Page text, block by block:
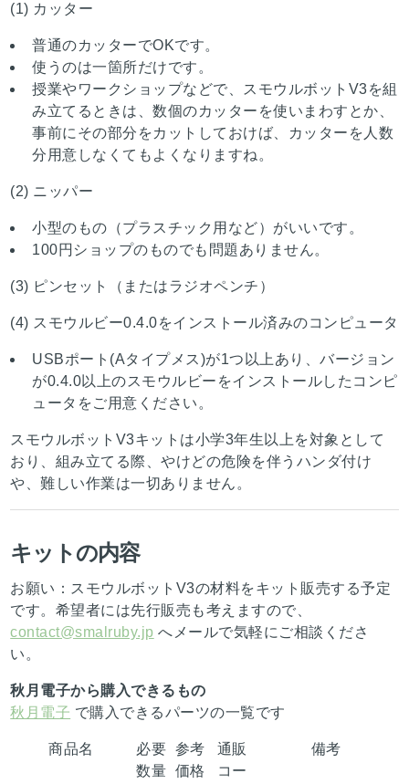
(1) カッター
普通のカッターでOKです。
使うのは一箇所だけです。
授業やワークショップなどで、スモウルボットV3を組
み立てるときは、数個のカッターを使いまわすとか、
事前にその部分をカットしておけば、カッターを人数
分用意しなくてもよくなりますね。
(2) ニッパー
小型のもの（プラスチック用など）がいいです。
100円ショップのものでも問題ありません。
(3) ピンセット（またはラジオペンチ）
(4) スモウルビー0.4.0をインストール済みのコンピュータ
USBポート(Aタイプメス)が1つ以上あり、バージョン
が0.4.0以上のスモウルビーをインストールしたコンピ
ュータをご用意ください。
スモウルボットV3キットは小学3年生以上を対象として
おり、組み立てる際、やけどの危険を伴うハンダ付け
や、難しい作業は一切ありません。
キットの内容
お願い：スモウルボットV3の材料をキット販売する予定
です。希望者には先行販売も考えますので、
contact@smalruby.jp へメールで気軽にご相談くださ
い。
秋月電子から購入できるもの
秋月電子 で購入できるパーツの一覧です
商品名
必要
数量
参考
価格
通販
コー
備考